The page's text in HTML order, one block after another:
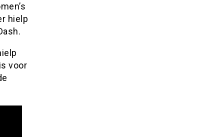
hielp
voor